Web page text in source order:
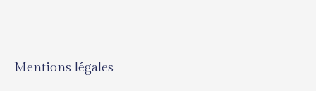
Mentions légales